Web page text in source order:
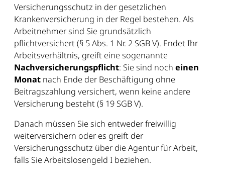
Versicherungsschutz in der gesetzlichen
Krankenversicherung in der Regel bestehen. Als
Arbeitnehmer sind Sie grundsätzlich
pflichtversichert (§ 5 Abs. 1 Nr. 2 SGB V). Endet Ihr
Arbeitsverhältnis, greift eine sogenannte
Nachversicherungspflicht: Sie sind noch einen
Monat nach Ende der Beschäftigung ohne
Beitragszahlung versichert, wenn keine andere
Versicherung besteht (§ 19 SGB V).
Danach müssen Sie sich entweder freiwillig
weiterversichern oder es greift der
Versicherungsschutz über die Agentur für Arbeit,
falls Sie Arbeitslosengeld I beziehen.